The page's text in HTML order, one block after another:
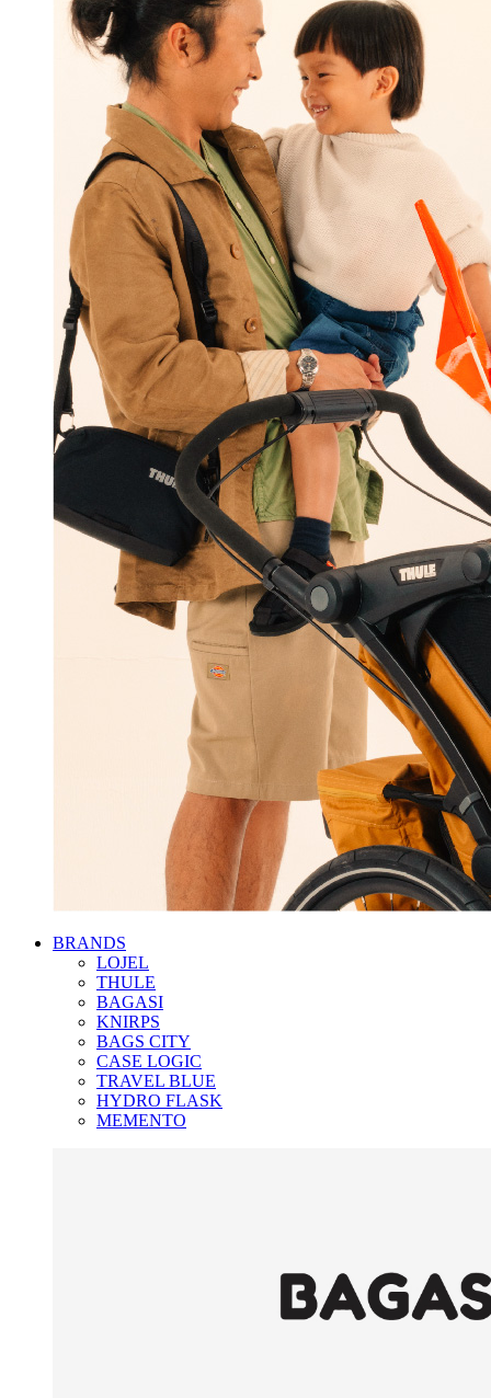
BRANDS
LOJEL
THULE
BAGASI
KNIRPS
BAGS CITY
CASE LOGIC
TRAVEL BLUE
HYDRO FLASK
MEMENTO